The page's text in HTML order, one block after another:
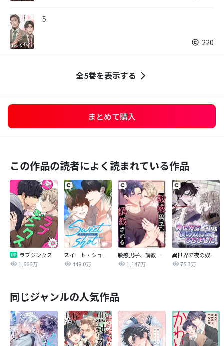
5
220
全5巻を表示する
まとめて購入
この作品の読者によく読まれている作品
ラブジンクス
1,666万
スイート・ショット
448.0万
敏感男子、調教される
1,147万
異世界で夜の奴隷になりました【改訂版】
75.3万
同じジャンルの人気作品